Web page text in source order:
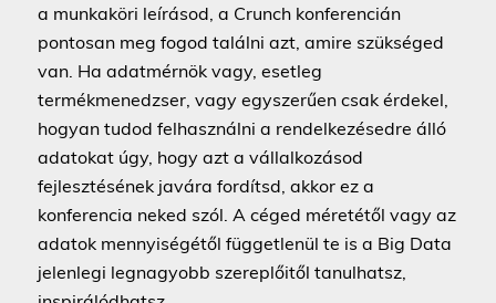
a munkaköri leírásod, a Crunch konferencián
pontosan meg fogod találni azt, amire szükséged
van. Ha adatmérnök vagy, esetleg
termékmenedzser, vagy egyszerűen csak érdekel,
hogyan tudod felhasználni a rendelkezésedre álló
adatokat úgy, hogy azt a vállalkozásod
fejlesztésének javára fordítsd, akkor ez a
konferencia neked szól. A céged méretétől vagy az
adatok mennyiségétől függetlenül te is a Big Data
jelenlegi legnagyobb szereplőitől tanulhatsz,